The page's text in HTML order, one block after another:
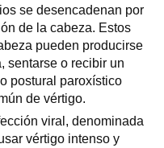
se desencadenan por
de la cabeza. Estos
pueden producirse
sentarse o recibir un
postural paroxístico
de vértigo.
viral, denominada
vértigo intenso y